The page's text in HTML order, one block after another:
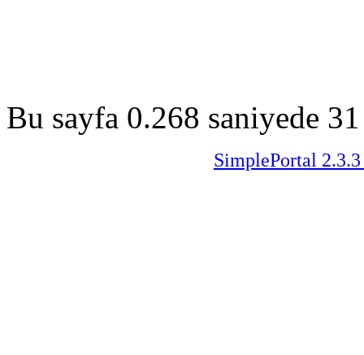
Bu sayfa 0.268 saniyede
SimplePortal